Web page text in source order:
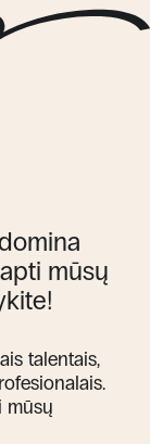
mūsų
talentais,
mūsų